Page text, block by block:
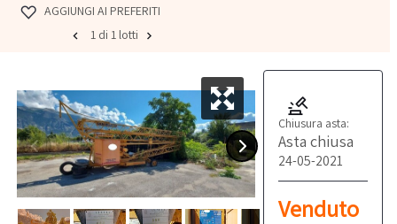
AGGIUNGI AI PREFERITI
1 di 1 lotti
Chiusura asta:
Asta chiusa
24-05-2021
Venduto